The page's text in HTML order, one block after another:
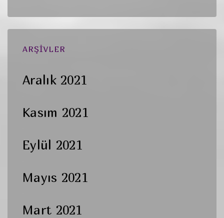
ARŞIVLER
Aralık 2021
Kasım 2021
Eylül 2021
Mayıs 2021
Mart 2021